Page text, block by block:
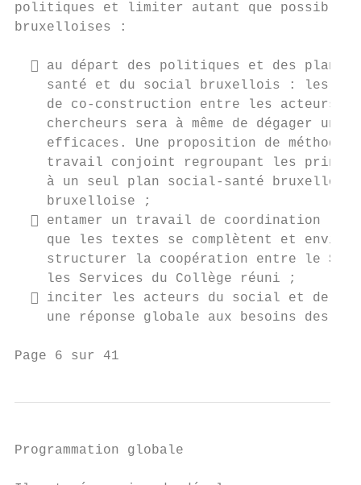
politiques et limiter autant que
bruxelloises :
 au départ des politiques et des plans
santé et du social bruxellois : les
de co-construction entre les acteurs
chercheurs sera à même de dégager un
efficaces. Une proposition de méthode
travail conjoint regroupant les
à un seul plan social-santé
    bruxelloise ;
 entamer un travail de coordination
que les textes se complètent et
structurer la coopération entre le
    les Services du Collège réuni ;
 inciter les acteurs du social et de
une réponse globale aux besoins des
Page 6 sur 41
Programmation globale